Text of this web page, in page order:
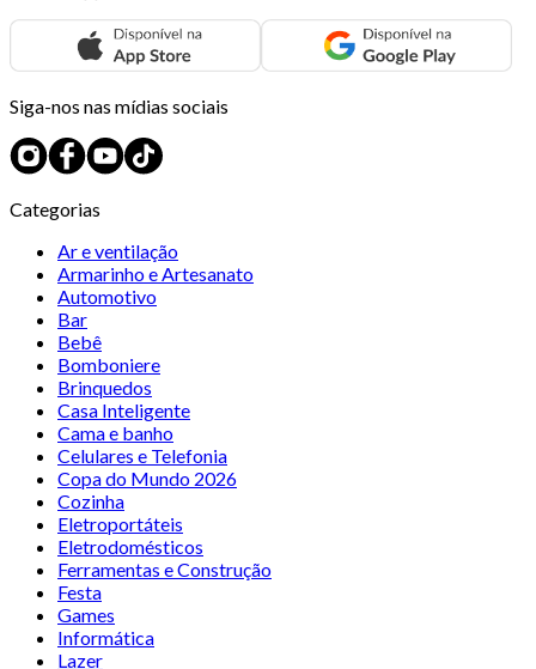
Siga-nos nas mídias sociais
Categorias
Ar e ventilação
Armarinho e Artesanato
Automotivo
Bar
Bebê
Bomboniere
Brinquedos
Casa Inteligente
Cama e banho
Celulares e Telefonia
Copa do Mundo 2026
Cozinha
Eletroportáteis
Eletrodomésticos
Ferramentas e Construção
Festa
Games
Informática
Lazer